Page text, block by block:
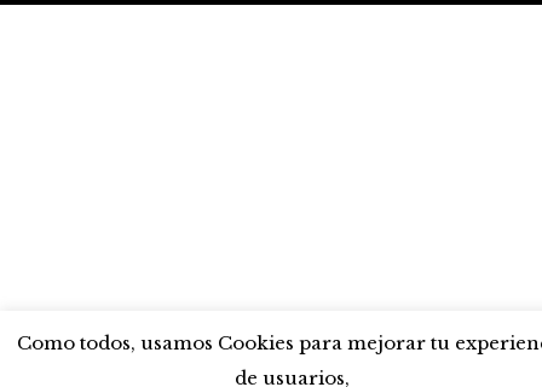
Como todos, usamos Cookies para mejorar tu
de usuarios,